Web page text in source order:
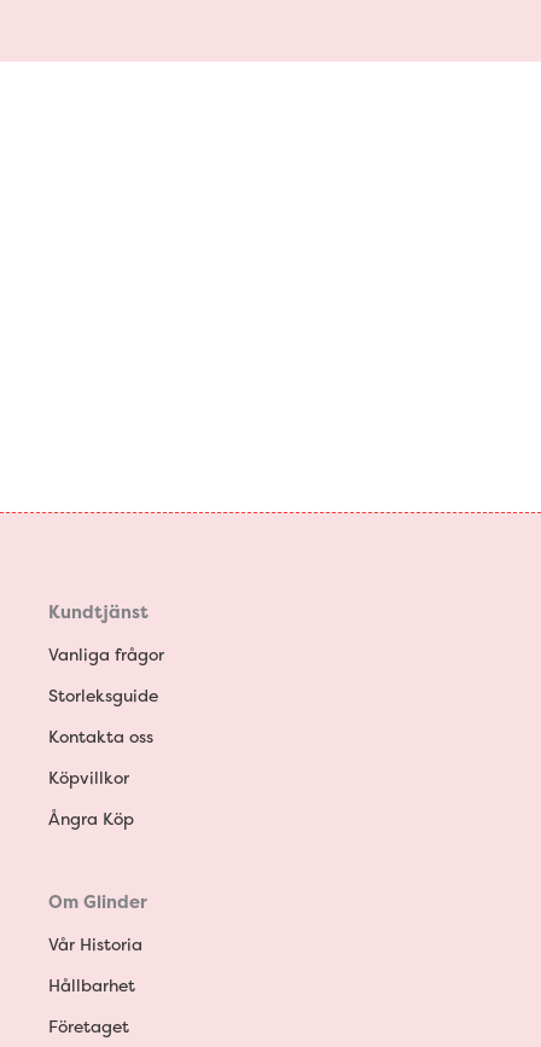
Kundtjänst
Vanliga frågor
Storleksguide
Kontakta oss
Köpvillkor
Ångra Köp
Om Glinder
Vår Historia
Hållbarhet
Företaget